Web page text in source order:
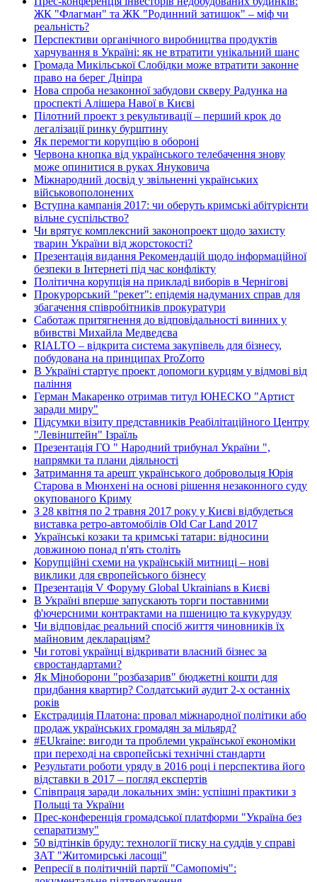
ЖК "Флагман" та ЖК "Родинний затишок" – міф чи
реальність?
Перспективи органічного виробництва продуктів
харчування в Україні: як не втратити унікальний шанс
Громада Микільської Слобідки може втратити законне
право на берег Дніпра
Нова спроба незаконної забудови скверу Радунка на
проспекті Алішера Навої в Києві
Пілотний проект з рекультивації – перший крок до
легалізації ринку бурштину
Як перемогти корупцію в обороні
Червона кнопка від українського телебачення знову
може опинитися в руках Януковича
Міжнародний досвід у звільненні українських
військовополонених
Вступна кампанія 2017: чи оберуть кримські абітурієнти
вільне суспільство?
Чи врятує комплексний законопроект щодо захисту
тварин України від жорстокості?
Презентація видання Рекомендацій щодо інформаційної
безпеки в Інтернеті під час конфлікту
Політична корупція на прикладі виборів в Чернігові
Прокурорський "рекет": епідемія надуманих справ для
збагачення співробітників прокуратури
Саботаж притягнення до відповідальності винних у
вбивстві Михайла Медведєва
RIALTO – відкрита система закупівель для бізнесу,
побудована на принципах ProZorro
В Україні стартує проект допомоги курцям у відмові від
паління
Герман Макаренко отримав титул ЮНЕСКО "Артист
заради миру"
Підсумки візиту представників Реабілітаційного Центру
"Левінштейн" Ізраїль
Презентація ГО " Народний трибунал України ",
напрямки та плани діяльності
Затримання та арешт українського добровольця Юрія
Старова в Мюнхені на основі рішення незаконного суду
окупованого Криму
З 28 квітня по 2 травня 2017 року у Києві відбудеться
виставка ретро-автомобілів Old Car Land 2017
Українські козаки та кримські татари: відносини
довжиною понад п'ять століть
Корупційні схеми на українській митниці – нові
виклики для європейського бізнесу
Презентація V Форуму Global Ukrainians в Києві
В Україні вперше запускають торги поставними
ф'ючерсними контрактами на пшеницю та кукурудзу
Чи відповідає реальний спосіб життя чиновників їх
майновим деклараціям?
Чи готові українці відкривати власний бізнес за
євростандартами?
Як Міноборони "розбазарив" бюджетні кошти для
придбання квартир? Солдатський аудит 2-х останніх
років
Екстрадиція Платона: провал міжнародної політики або
продаж українських громадян за мільярд?
#EUkraine: вигоди та проблеми української економіки
при переході на європейські технічні стандарти
Результати роботи уряду в 2016 році і перспектива його
відставки в 2017 – погляд експертів
Співпраця заради локальних змін: успішні практики з
Польщі та України
Прес-конференція громадської платформи "Україна без
сепаратизму"
50 відтінків бруду: технології тиску на суддів у справі
ЗАТ "Житомирські ласощі"
Репресії в політичній партії "Самопоміч":